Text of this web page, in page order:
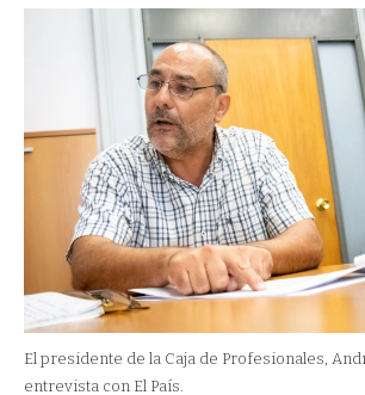
El presidente de la Caja de Profesionales,
entrevista con El País.